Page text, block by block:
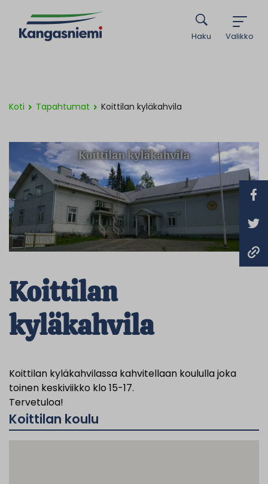
Valikko
Haku
Koti Tapahtumat Koittilan kyläkahvila
Koittilan
kyläkahvila
Koittilan kyläkahvilassa kahvitellaan koululla joka
toinen keskiviikko klo 15-17.
Tervetuloa!
Koittilan koulu